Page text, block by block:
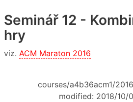
Seminář 12 -
hry
viz. ACM Maraton 2016
courses/a4b36acm1/
modified: 2018/10/